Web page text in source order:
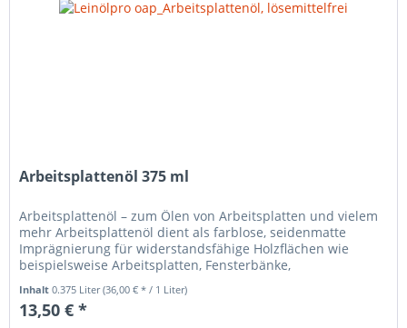
Arbeitsplattenöl 375 ml
Arbeitsplattenöl – zum Ölen von Arbeitsplatten und vielem
mehr Arbeitsplattenöl dient als farblose, seidenmatte
Imprägnierung für widerstandsfähige Holzflächen wie
beispielsweise Arbeitsplatten, Fensterbänke,
Inhalt0.375 Liter(36,00 € * / 1 Liter)
13,50 € *